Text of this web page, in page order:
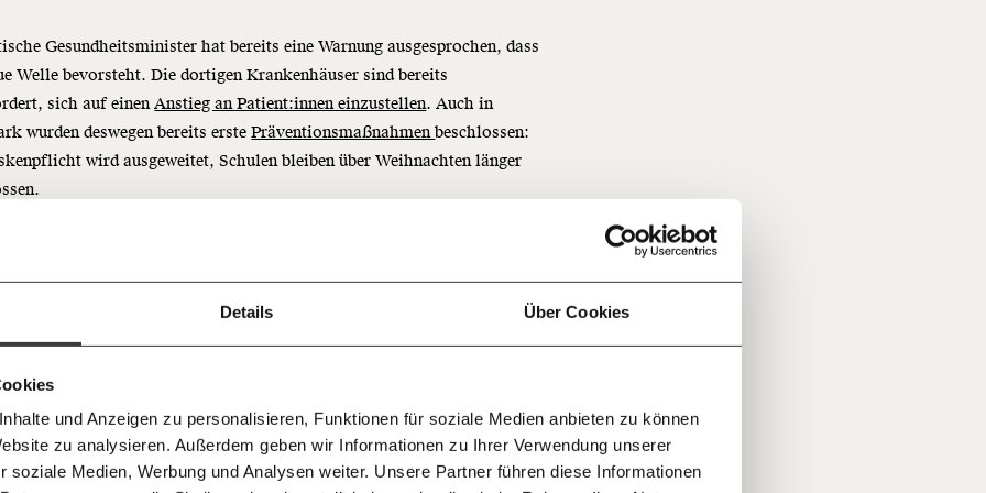
Details Über Cookies
und Anzeigen zu personalisieren, Funktionen für soziale Medien anbieten zu können
zu analysieren. Außerdem geben wir Informationen zu Ihrer Verwendung unserer
soziale Medien, Werbung und Analysen weiter. Unsere Partner führen diese Informationen
Immer auf
dem
unseren gratis
E-Mail-
Morgenmoment:
Knackig über die
wichtigsten Themen
unsere Wirtschaft so
das wird auch so bleiben.
6017
für sozialen Fortschritt
50€ 100€ €
Facebook Mastodon
Gesundheitsminister hat bereits eine Warnung ausgesprochen, dass
Welle bevorsteht. Die dortigen Krankenhäuser sind bereits
sich auf einenAnstieg an Patient:innen einzustellen. Auch in
wurden deswegen bereits erstePräventionsmaßnahmenbeschlossen:
wird ausgeweitet, Schulen bleiben über Weihnachten länger
Maßnahmen gegen Omikron sind noch keine geplant.
die Covid-Impfstoffe
die Omikron-Mutation?
Studien deuten darauf hin, dass Omikron Antikörpern von ein- und
geimpften Menschen
entweichen kann
. Auch Menschen, die eine